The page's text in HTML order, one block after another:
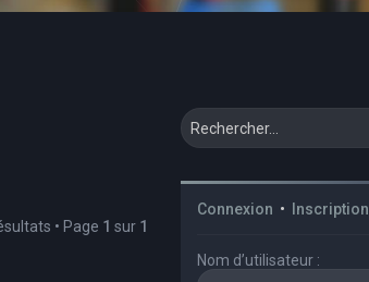
• Page 1 sur 1
Connexion • Inscription
Nom d’utilisateur :